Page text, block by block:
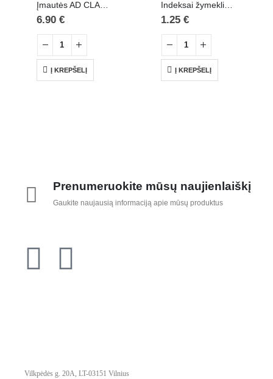
Įmautės AD CLASS A4 skaidrios, 60 mk, 100 vnt.
6.90 €
Į KREPŠELĮ
Indeksai žymekliai FORPUS, 20 x 50 mm, popieriniai, 4 spalvos
1.25 €
Į KREPŠELĮ
Prenumeruokite mūsų naujienlaiškį
Gaukite naujausią informaciją apie mūsų produktus
Vilkpėdės g. 20A, LT-03151 Vilnius